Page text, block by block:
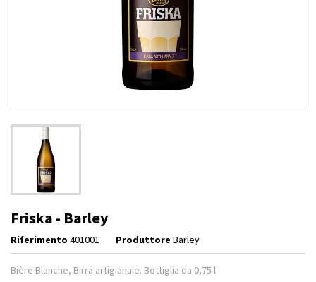
Friska - Barley
Riferimento 401001 Produttore Barley
Bière Blanche, Birra artigianale. Bottiglia da 0,75 l